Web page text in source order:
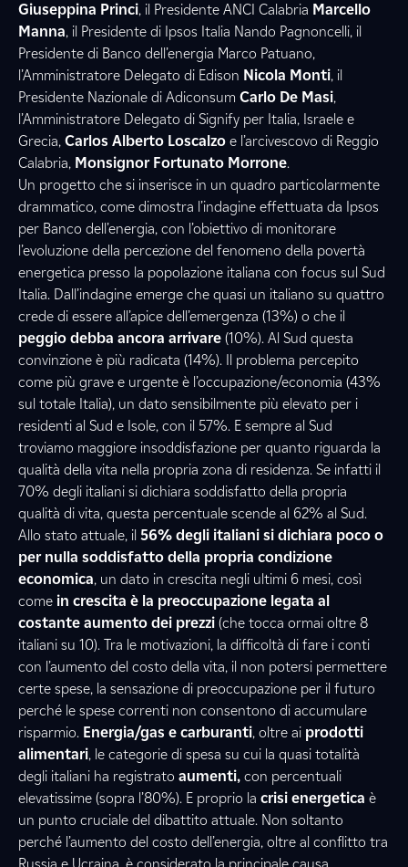
Giuseppina Princi, il Presidente ANCI Calabria Marcello
Manna, il Presidente di Ipsos Italia Nando Pagnoncelli, il
Presidente di Banco dell’energia Marco Patuano,
l’Amministratore Delegato di Edison Nicola Monti, il
Presidente Nazionale di Adiconsum Carlo De Masi,
l’Amministratore Delegato di Signify per Italia, Israele e
Grecia, Carlos Alberto Loscalzo e l’arcivescovo di Reggio
Calabria, Monsignor Fortunato Morrone.
Un progetto che si inserisce in un quadro particolarmente
drammatico, come dimostra l’indagine effettuata da Ipsos
per Banco dell’energia, con l’obiettivo di monitorare
l’evoluzione della percezione del fenomeno della povertà
energetica presso la popolazione italiana con focus sul Sud
Italia. Dall’indagine emerge che quasi un italiano su quattro
crede di essere all’apice dell’emergenza (13%) o che il
peggio debba ancora arrivare (10%). Al Sud questa
convinzione è più radicata (14%). Il problema percepito
come più grave e urgente è l’occupazione/economia (43%
sul totale Italia), un dato sensibilmente più elevato per i
residenti al Sud e Isole, con il 57%. E sempre al Sud
troviamo maggiore insoddisfazione per quanto riguarda la
qualità della vita nella propria zona di residenza. Se infatti il
70% degli italiani si dichiara soddisfatto della propria
qualità di vita, questa percentuale scende al 62% al Sud.
Allo stato attuale, il 56% degli italiani si dichiara poco o
per nulla soddisfatto della propria condizione
economica, un dato in crescita negli ultimi 6 mesi, così
come in crescita è la preoccupazione legata al
costante aumento dei prezzi (che tocca ormai oltre 8
italiani su 10). Tra le motivazioni, la difficoltà di fare i conti
con l’aumento del costo della vita, il non potersi permettere
certe spese, la sensazione di preoccupazione per il futuro
perché le spese correnti non consentono di accumulare
risparmio. Energia/gas e carburanti, oltre ai prodotti
alimentari, le categorie di spesa su cui la quasi totalità
degli italiani ha registrato aumenti, con percentuali
elevatissime (sopra l’80%). E proprio la crisi energetica è
un punto cruciale del dibattito attuale. Non soltanto
perché l’aumento del costo dell’energia, oltre al conflitto tra